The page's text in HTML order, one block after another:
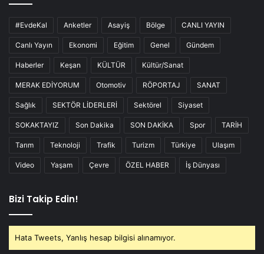
#EvdeKal Anketler Asayiş Bölge CANLI YAYIN
Canlı Yayın Ekonomi Eğitim Genel Gündem
Haberler Keşan KÜLTÜR Kültür/Sanat
MERAK EDİYORUM Otomotiv RÖPORTAJ SANAT
Sağlık SEKTÖR LİDERLERİ Sektörel Siyaset
SOKAKTAYIZ Son Dakika SON DAKİKA Spor TARİH
Tarım Teknoloji Trafik Turizm Türkiye Ulaşım
Video Yaşam Çevre ÖZEL HABER İş Dünyası
Bizi Takip Edin!
Hata Tweets, Yanlış hesap bilgisi alınamıyor.